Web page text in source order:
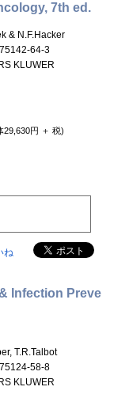
7th ed.
& N.F.Hacker
64-3
KLUWER
29,630円 ＋ 税)
ね
Infection Preve
T.R.Talbot
58-8
KLUWER